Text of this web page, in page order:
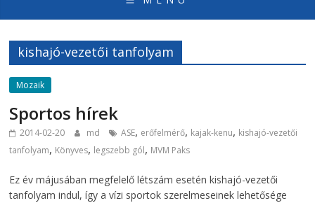
honlapja
kishajó-vezetői tanfolyam
Mozaik
Sportos hírek
2014-02-20 md ASE, erőfelmérő, kajak-kenu, kishajó-vezetői
tanfolyam, Könyves, legszebb gól, MVM Paks
Ez év májusában megfelelő létszám esetén kishajó-vezetői
tanfolyam indul, így a vízi sportok szerelmeseinek lehetősége